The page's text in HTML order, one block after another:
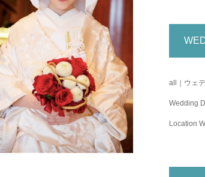
all｜ウェ
Wedding
Location